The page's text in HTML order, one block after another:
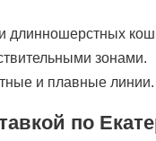
длинношерстных
зонами.
и плавные линии.
по